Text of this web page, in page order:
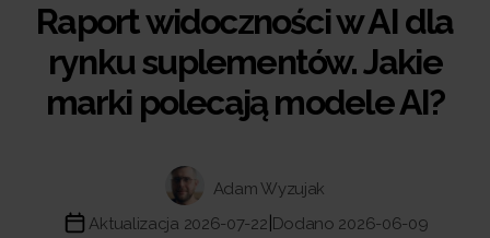
Raport widoczności w AI dla
rynku suplementów. Jakie
marki polecają modele AI?
Adam Wyzujak
Aktualizacja 2026-07-22 Dodano 2026-06-09